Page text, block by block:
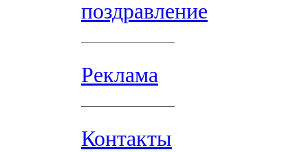
поздравление
Реклама
Контакты